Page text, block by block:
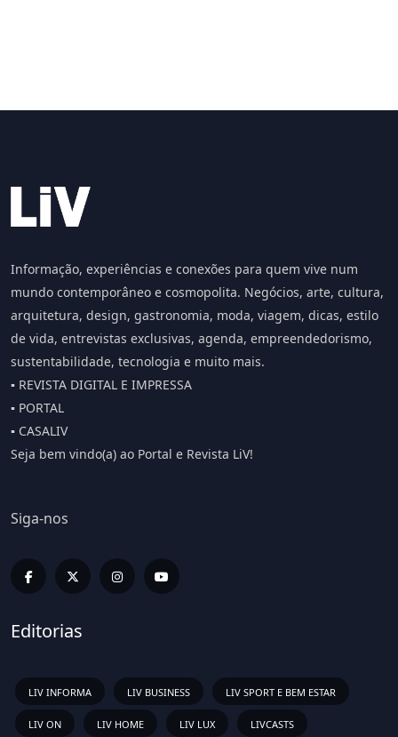
Informação, experiências e conexões para quem vive num
mundo contemporâneo e cosmopolita. Negócios, arte, cultura,
arquitetura, design, gastronomia, moda, viagem, dicas, estilo
de vida, entrevistas exclusivas, agenda, empreendedorismo,
sustentabilidade, tecnologia e muito mais.
▪️ REVISTA DIGITAL E IMPRESSA
▪️ PORTAL
▪️ CASALIV
Seja bem vindo(a) ao Portal e Revista LiV!
Siga-nos
Editorias
LIV INFORMA LIV BUSINESS LIV SPORT E BEM ESTAR
LIV ON LIV HOME LIV LUX LIVCASTS